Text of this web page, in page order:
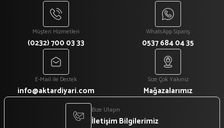
Müşteri Hizmetleri
(0232) 700 03 33
WhatsApp Sipariş
0537 684 04 35
E-Mail ile Destek
info@aktardiyari.com
Size Çok Yakınız
Mağazalarımız
Bize Ulaşın
İletişim Bilgilerimiz